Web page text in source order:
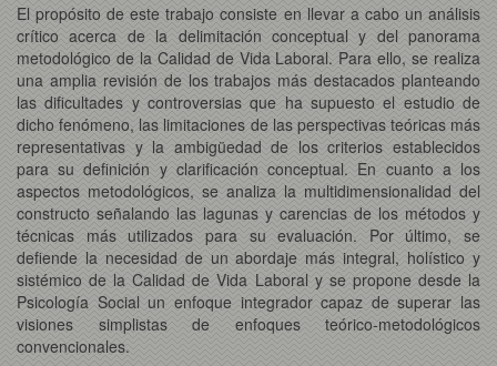
El propósito de este trabajo consiste en llevar a cabo un análisis
crítico acerca de la delimitación conceptual y del panorama
metodológico de la Calidad de Vida Laboral. Para ello, se realiza
una amplia revisión de los trabajos más destacados planteando
las dificultades y controversias que ha supuesto el estudio de
dicho fenómeno, las limitaciones de las perspectivas teóricas más
representativas y la ambigüedad de los criterios establecidos
para su definición y clarificación conceptual. En cuanto a los
aspectos metodológicos, se analiza la multidimensionalidad del
constructo señalando las lagunas y carencias de los métodos y
técnicas más utilizados para su evaluación. Por último, se
defiende la necesidad de un abordaje más integral, holístico y
sistémico de la Calidad de Vida Laboral y se propone desde la
Psicología Social un enfoque integrador capaz de superar las
visiones simplistas de enfoques teórico-metodológicos
convencionales.